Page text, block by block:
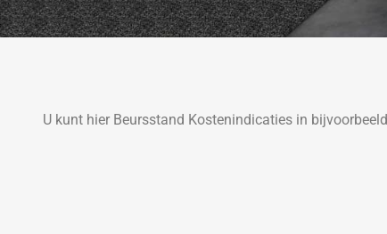
U kunt hier Beursstand Kostenindicaties in bijvoorbeeld